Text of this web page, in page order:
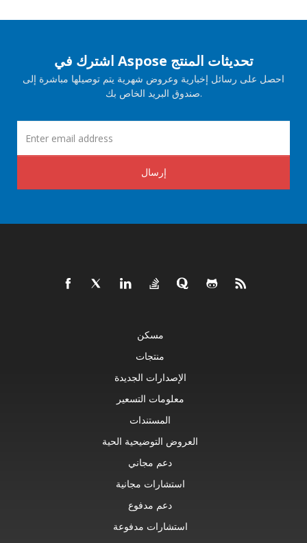
اشترك في Aspose تحديثات المنتج
احصل على رسائل إخبارية وعروض شهرية يتم توصيلها مباشرة إلى
صندوق البريد الخاص بك.
إرسال
مسكن
منتجات
الإصدارات الجديدة
معلومات التسعير
المستندات
العروض التوضيحية الحية
دعم مجاني
استشارات مجانية
دعم مدفوع
استشارات مدفوعة